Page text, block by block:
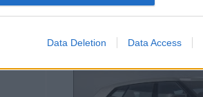
Data Deletion Data Access